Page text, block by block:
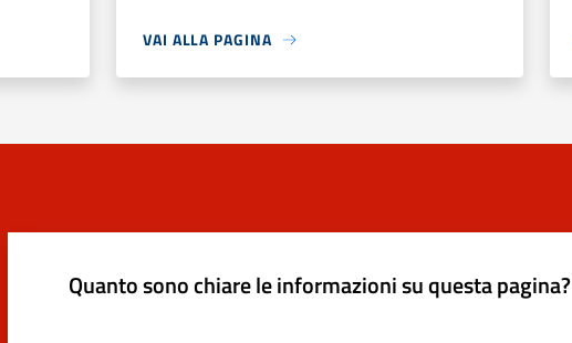
VAI ALLA PAGINA
Quanto sono chiare le informazioni su questa pagina?